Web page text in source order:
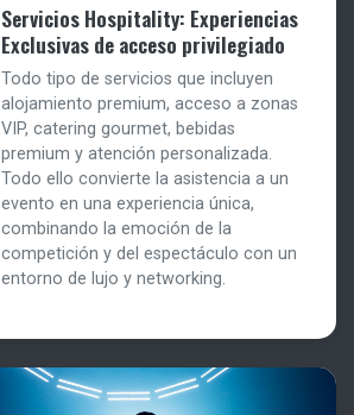
Servicios Hospitality: Experiencias
Exclusivas de acceso privilegiado
Todo tipo de servicios que incluyen
alojamiento premium, acceso a zonas
VIP, catering gourmet, bebidas
premium y atención personalizada.
Todo ello convierte la asistencia a un
evento en una experiencia única,
combinando la emoción de la
competición y del espectáculo con un
entorno de lujo y networking.